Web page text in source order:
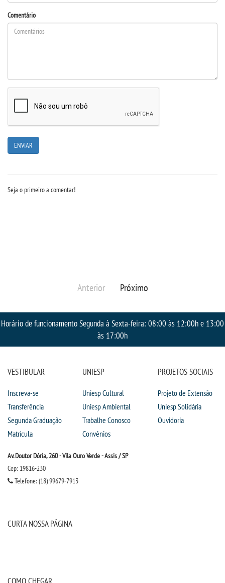
REGIMENTOS
PORTAL DE PROFESSORES/ACADÊMICO
CONTATO
IMPRENSA
Comentário
Seja o primeiro a comentar!
Anterior Próximo
Horário de funcionamento Segunda à Sexta-feira: 08:00 às 12:00h e 13:00
às 17:00h
VESTIBULAR
Inscreva-se
Transferência
Segunda Graduação
Matrícula
UNIESP
Uniesp Cultural
Uniesp Ambiental
Trabalhe Conosco
Convênios
PROJETOS SOCIAIS
Projeto de Extensão
Uniesp Solidária
Ouvidoria
Av. Doutor Dória, 260 - Vila Ouro Verde - Assis / SP
Cep: 19816-230
Telefone: (18) 99679-7913
CURTA NOSSA PÁGINA